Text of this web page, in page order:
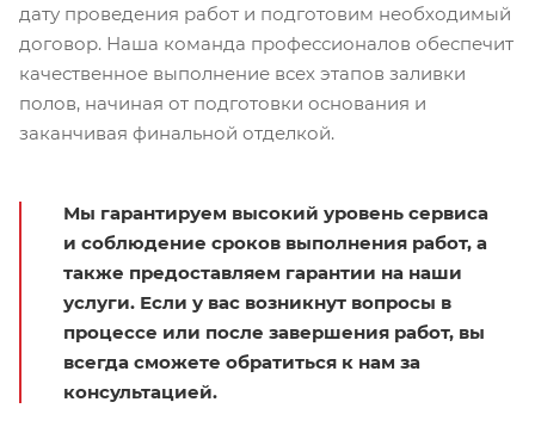
дату проведения работ и подготовим необходимый
договор. Наша команда профессионалов обеспечит
качественное выполнение всех этапов заливки
полов, начиная от подготовки основания и
заканчивая финальной отделкой.
Мы гарантируем высокий уровень сервиса
и соблюдение сроков выполнения работ, а
также предоставляем гарантии на наши
услуги. Если у вас возникнут вопросы в
процессе или после завершения работ, вы
всегда сможете обратиться к нам за
консультацией.